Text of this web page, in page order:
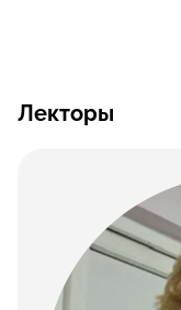
Лекторы